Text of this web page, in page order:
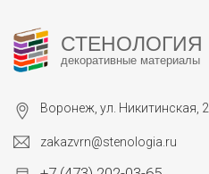
СТЕНОЛОГИЯ
декоративные материалы
Воронеж, ул. Никитинская, 2
zakazvrn@stenologia.ru